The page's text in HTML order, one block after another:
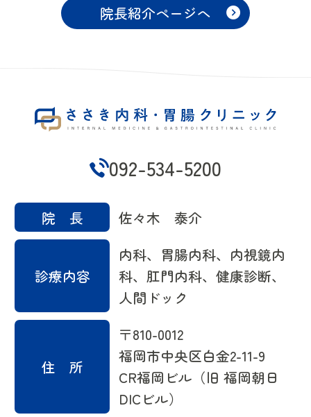
院長紹介ページへ
092-534-5200
院 長 佐々木 泰介
診療内容
内科、胃腸内科、内視鏡内
科、肛門内科、健康診断、
人間ドック
住 所
〒810-0012
福岡市中央区白金2-11-9
CR福岡ビル（旧 福岡朝日
DICビル）